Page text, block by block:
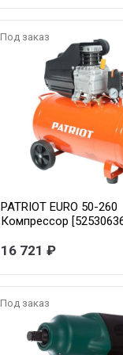
Под заказ
PATRIOT EURO 50-260
Компрессор
Об.двиг.: 2850 об/мин;
16 721 ₽
Под заказ